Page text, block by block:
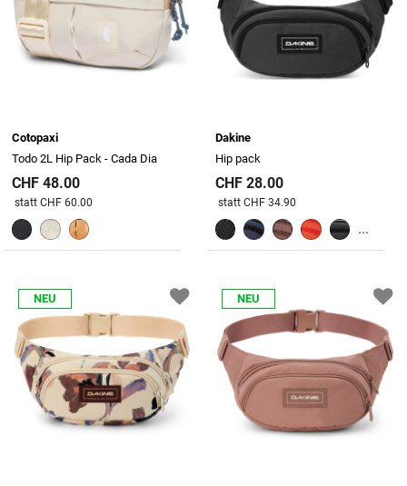
Cotopaxi
Todo 2L Hip Pack - Cada Dia
CHF 48.00
Preis reduziert von
statt CHF 60.00
Dakine
Hip pack
CHF 28.00
Preis reduziert von
statt CHF 34.90
...
NEU NEU